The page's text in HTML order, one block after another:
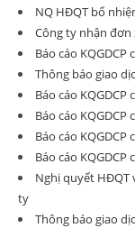
NQ HĐQT bổ
Công ty nhận đơn
Báo cáo
Thông báo giao
Báo cáo
Báo cáo KQGDCP
Báo cáo
Báo cáo KQGDCP
Nghị quyết HĐQT
ty
Thông báo giao